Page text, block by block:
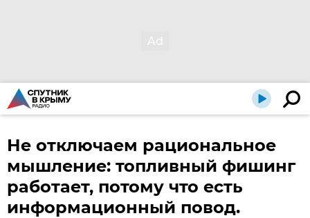
Не отключаем рациональное
мышление: топливный фишинг
работает, потому что есть
информационный повод.